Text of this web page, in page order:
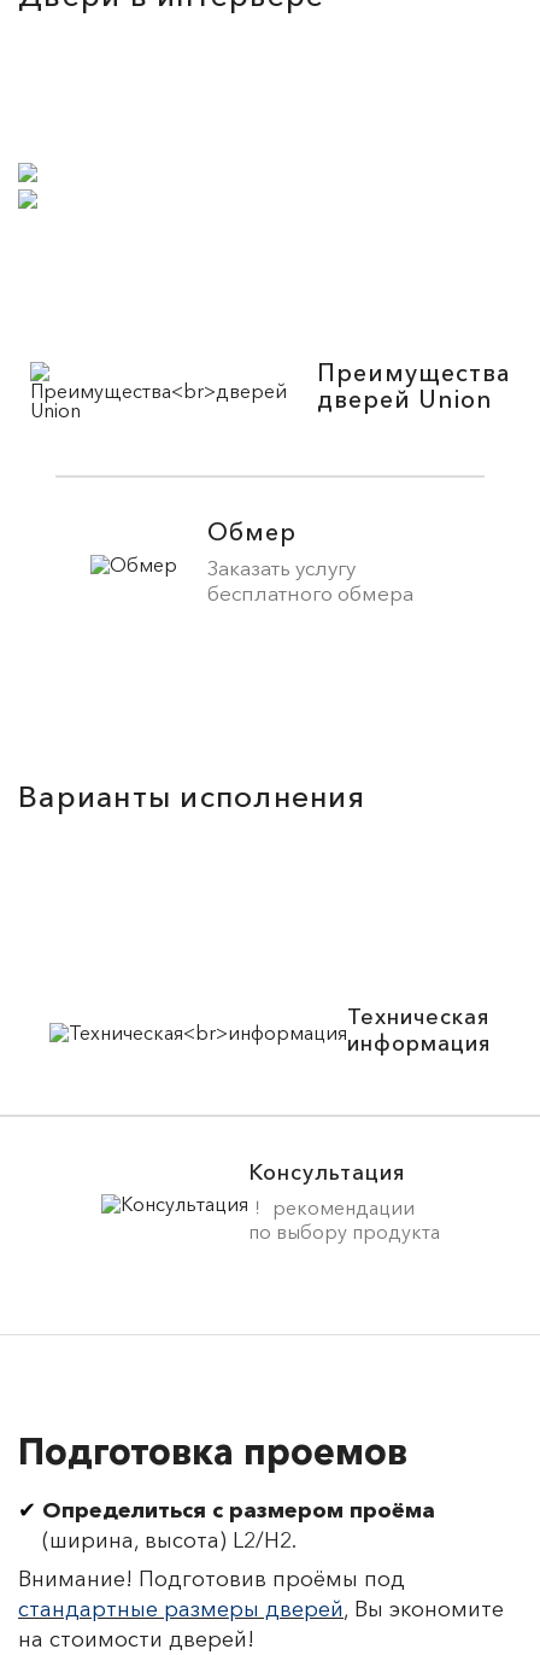
Преимущества
дверей Union
Обмер
Заказать услугу
бесплатного обмера
Варианты исполнения
Техническая
информация
Консультация
рекомендации
по выбору продукта
Подготовка проемов
Определиться с размером проёма
(ширина, высота) L2/H2.
Внимание! Подготовив проёмы под
стандартные размеры дверей, Вы экономите
на стоимости дверей!